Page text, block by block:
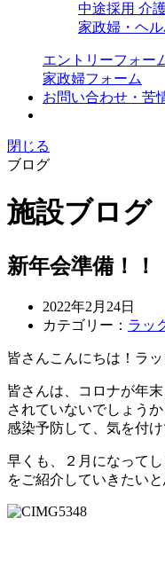
中途採用 介
家政婦・ヘ
エントリーフォー
家政婦フォーム
お問い合わせ・苦
閉じる
ブログ
施設ブログ
新年会準備！！
2022年2月24日
カテゴリー： ラッ
皆さんこんにちは！ラ
皆さんは、コロナが年
されていないでしょうか
感染予防して、気を付
早くも、２月になって
をご紹介していきたい